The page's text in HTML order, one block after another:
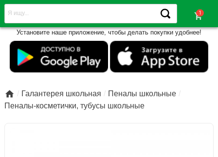
shopping_cart
Установите наше приложение, чтобы делать покупки удобнее!
 Галантерея школьная
Пеналы школьные
Пеналы-косметички, тубусы школьные